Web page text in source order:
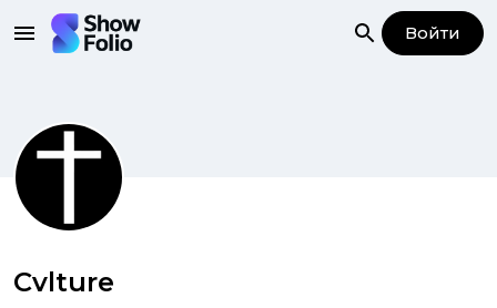
Войти
Cvlture